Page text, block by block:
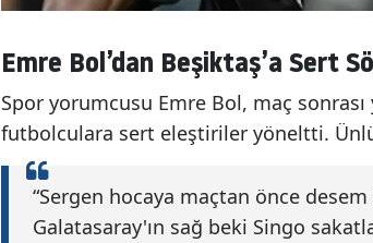
Emre Bol’dan Beşiktaş’a Sert
Spor yorumcusu Emre Bol, maç
futbolculara sert eleştiriler yöneltti.
“Sergen hocaya maçtan önce desem
Galatasaray'ın sağ beki Singo